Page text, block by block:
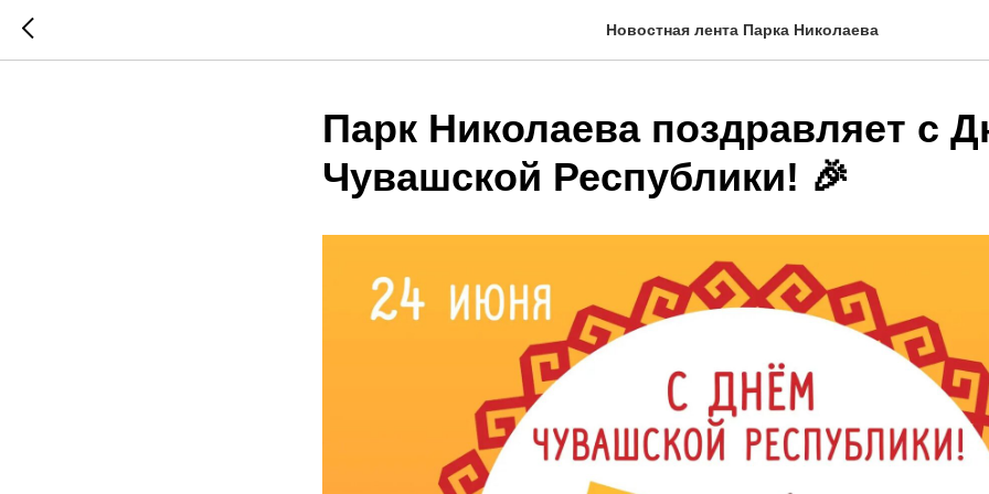
Новостная лента Парка Николаева
Парк Николаева поздравляет с
Чувашской Республики! 🎉